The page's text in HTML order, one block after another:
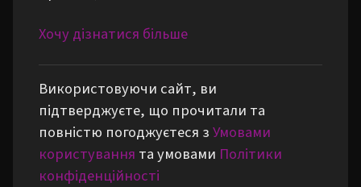
Хочу дізнатися більше
Використовуючи сайт, ви
підтверджуєте, що прочитали та
повністю погоджуєтеся зУмовами
користування та умовами Політики
конфіденційності